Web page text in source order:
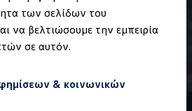
των σελίδων του
να βελτιώσουμε την εμπειρία
σε αυτόν.
& κοινωνικών
και ηλεκτρονικές συσκευές
σταθμός φόρτισης και καλώδια
Lifestyle
Volkswagen, σύνδεση και
κινητού τηλεφώνου και οχήματος